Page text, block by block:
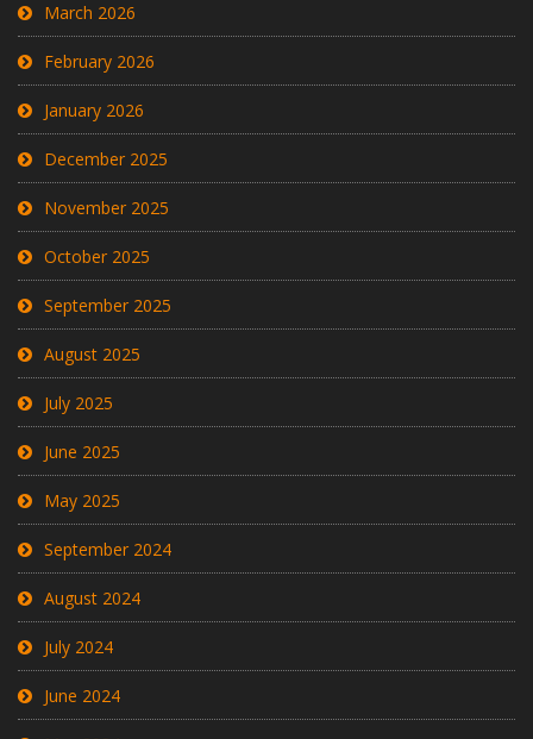
March 2026
February 2026
January 2026
December 2025
November 2025
October 2025
September 2025
August 2025
July 2025
June 2025
May 2025
September 2024
August 2024
July 2024
June 2024